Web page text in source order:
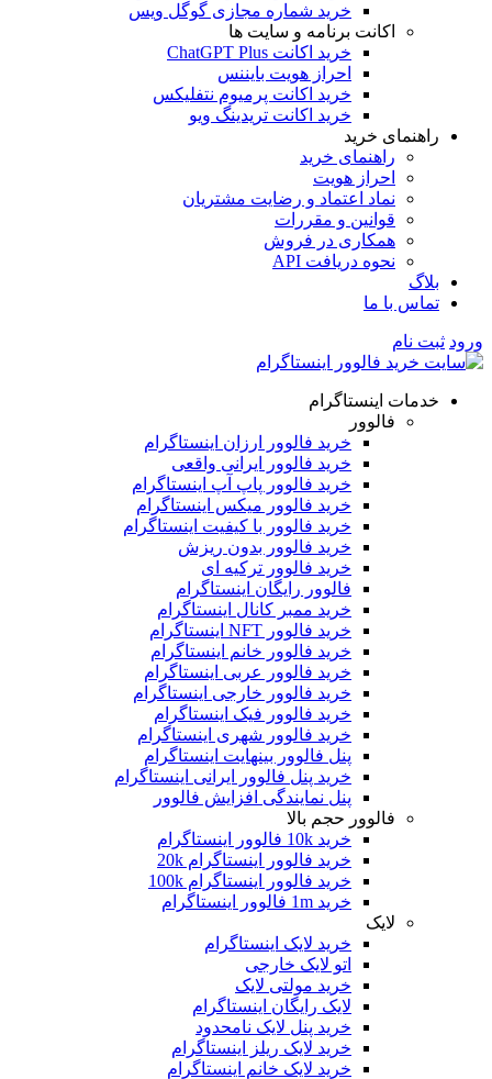
خرید شماره مجازی گوگل ویس
اکانت برنامه و سایت ها
خرید اکانت ChatGPT Plus
احراز هویت بایننس
خرید اکانت پرمیوم نتفلیکس
خرید اکانت تریدینگ ویو
راهنمای خرید
راهنمای خرید
احراز هویت
نماد اعتماد و رضایت مشتریان
قوانین و مقررات
همکاری در فروش
نحوه دریافت API
بلاگ
تماس با ما
ورود ثبت نام
خدمات اینستاگرام
فالوور
خرید فالوور ارزان اینستاگرام
خرید فالوور ایرانی واقعی
خرید فالوور پاپ آپ اینستاگرام
خرید فالوور میکس اینستاگرام
خرید فالوور با کیفیت اینستاگرام
خرید فالوور بدون ریزش
خرید فالوور ترکیه ای
فالوور رایگان اینستاگرام
خرید ممبر کانال اینستاگرام
خرید فالوور NFT اینستاگرام
خرید فالوور خانم اینستاگرام
خرید فالوور عربی اینستاگرام
خرید فالوور خارجی اینستاگرام
خرید فالوور فیک اینستاگرام
خرید فالوور شهری اینستاگرام
پنل فالوور بینهایت اینستاگرام
خرید پنل فالوور ایرانی اینستاگرام
پنل نمایندگی افزایش فالوور
فالوور حجم بالا
خرید 10k فالوور اینستاگرام
خرید فالوور اینستاگرام 20k
خرید فالوور اینستاگرام 100k
خرید 1m فالوور اینستاگرام
لایک
خرید لایک اینستاگرام
اتو لایک خارجی
خرید مولتی لایک
لایک رایگان اینستاگرام
خرید پنل لایک نامحدود
خرید لایک ریلز اینستاگرام
خرید لایک خانم اینستاگرام